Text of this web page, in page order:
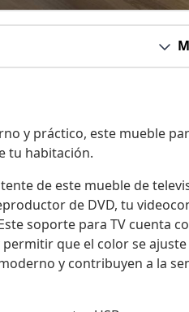
y práctico, este mueble
tu habitación.
de este mueble de
de DVD, tu
soporte para TV cuenta
permitir que el color se
y contribuyen a la